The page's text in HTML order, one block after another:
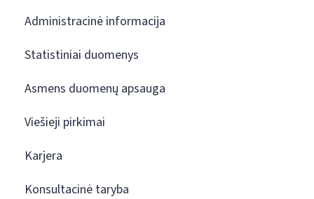
Administracinė informacija
Statistiniai duomenys
Asmens duomenų apsauga
Viešieji pirkimai
Karjera
Konsultacinė taryba